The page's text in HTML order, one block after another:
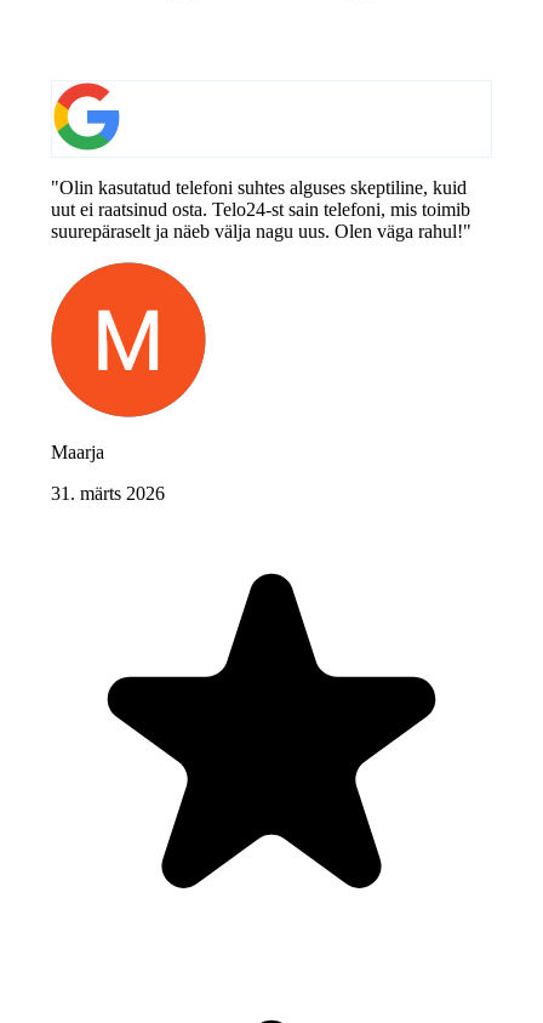
"Olin kasutatud telefoni suhtes alguses skeptiline, kuid
uut ei raatsinud osta. Telo24-st sain telefoni, mis toimib
suurepäraselt ja näeb välja nagu uus. Olen väga rahul!"
Maarja
31. märts 2026